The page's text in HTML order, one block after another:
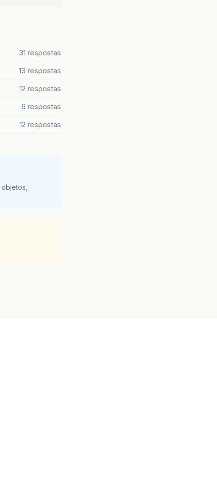
31 respostas
13 respostas
12 respostas
6 respostas
12 respostas